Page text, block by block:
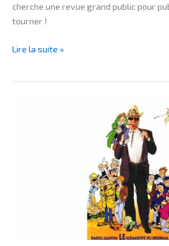
cherche une revue grand public pour
tourner !
Lire la suite »